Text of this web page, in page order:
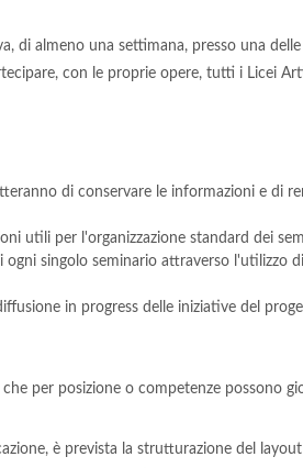
di almeno una settimana, presso una
con le proprie opere, tutti i Licei
di conservare le informazioni e di
utili per l'organizzazione standard dei
singolo seminario attraverso
in progress delle iniziative del
per posizione o competenze possono
è prevista la strutturazione del